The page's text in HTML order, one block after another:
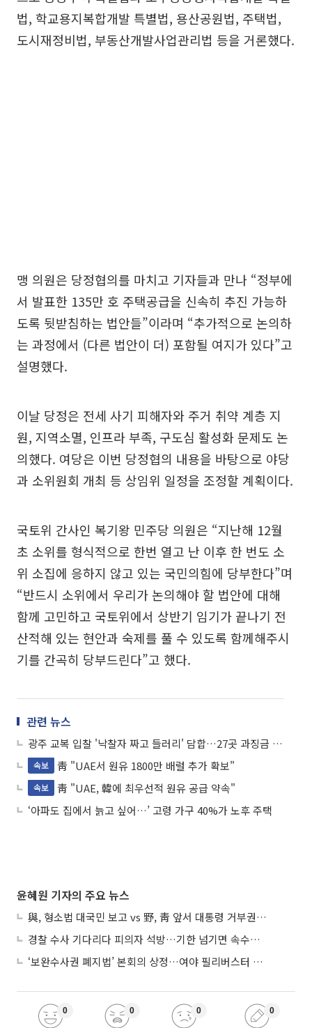
법, 학교용지복합개발 특별법, 용산공원법, 주택법,
도시재정비법, 부동산개발사업관리법 등을 거론했다.
맹 의원은 당정협의를 마치고 기자들과 만나 “정부에
서 발표한 135만 호 주택공급을 신속히 추진 가능하
도록 뒷받침하는 법안들”이라며 “추가적으로 논의하
는 과정에서 (다른 법안이 더) 포함될 여지가 있다”고
설명했다.
이날 당정은 전세 사기 피해자와 주거 취약 계층 지
원, 지역소멸, 인프라 부족, 구도심 활성화 문제도 논
의했다. 여당은 이번 당정협의 내용을 바탕으로 야당
과 소위원회 개최 등 상임위 일정을 조정할 계획이다.
국토위 간사인 복기왕 민주당 의원은 “지난해 12월
초 소위를 형식적으로 한번 열고 난 이후 한 번도 소
위 소집에 응하지 않고 있는 국민의힘에 당부한다”며
“반드시 소위에서 우리가 논의해야 할 법안에 대해
함께 고민하고 국토위에서 상반기 임기가 끝나기 전
산적해 있는 현안과 숙제를 풀 수 있도록 함께해주시
기를 간곡히 당부드린다”고 했다.
관련 뉴스
광주 교복 입찰 '낙찰자 짜고 들러리' 담합…27곳 과징금 총 3억
속보 靑 "UAE서 원유 1800만 배럴 추가 확보"
속보
靑 "UAE, 韓에 최우선적 원유 공급 약속"
‘아파도 집에서 늙고 싶어…’ 고령 가구 40%가 노후 주택
윤혜원 기자의 주요 뉴스
與, 형소법 대국민 보고 vs 野, 靑 앞서 대통령 거부권 촉구
경찰 수사 기다리다 피의자 석방…기한 넘기면 속수무책
‘보완수사권 폐지법’ 본회의 상정…여야 필리버스터 대치
0 0 0 0